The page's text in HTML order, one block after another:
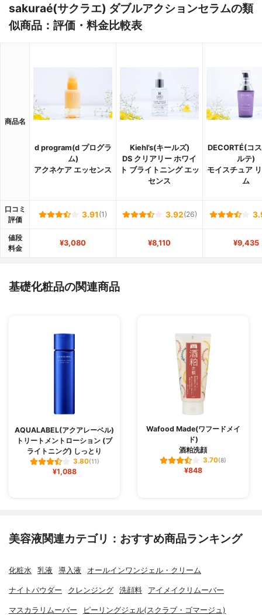
sakuraé(サクラエ) ダブルアクションセラムの類
似商品：評価・料金比較表
商品名
d program(d プログラ
ム)
アクネケア エッセンス
Kiehl’s(キールズ)
DS クリアリー ホワイ
ト ブライトニング エッ
センス
DECORTÉ(コ
ルテ)
モイスチュア
ム
口コミ
評価
3.91 (1) 3.92(26)
値段
料金
¥3,080 ¥8,110 ¥9,435
基礎化粧品の関連商品
AQUALABEL(アクアレーベル)
トリートメントローション (ブ
ライトニング) しっとり
3.80(11)
¥1,088
Wafood Made(ワフードメイ
ド)
酒粕洗顔
3.70(8)
¥848
美容液関連カテゴリ：おすすめ商品ランキング
化粧水 乳液 導入液 オールインワンジェル・クリーム
ナイトパウダー クレンジング 洗顔料 アイメイクリムーバー
マスカラリムーバー ピーリングジェル(スクラブ・ゴマージュ)